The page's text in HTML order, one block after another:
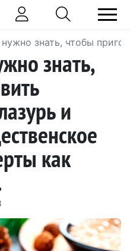
знать, чтобы
знать,
и
как